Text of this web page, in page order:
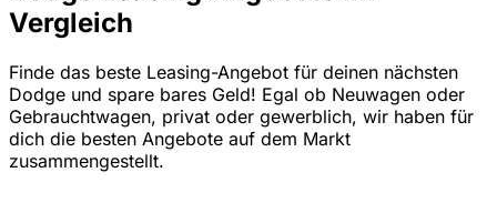
Vergleich
Finde das beste Leasing-Angebot für deinen nächsten
Dodge und spare bares Geld! Egal ob Neuwagen oder
Gebrauchtwagen, privat oder gewerblich, wir haben für
dich die besten Angebote auf dem Markt
zusammengestellt.